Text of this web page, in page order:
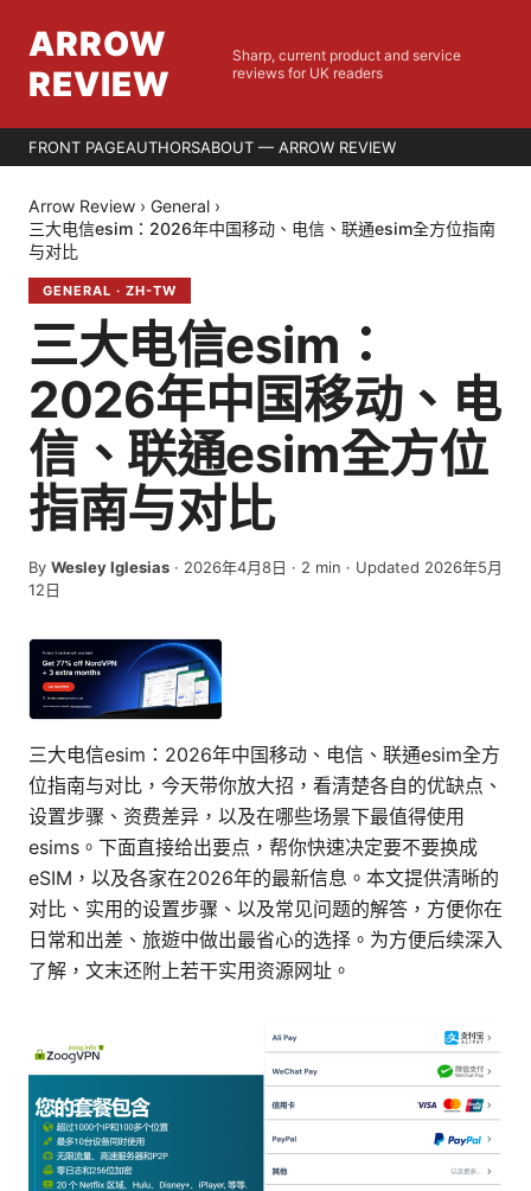
ARROW
REVIEW
Sharp, current product and service
reviews for UK readers
FRONT PAGEAUTHORSABOUT — ARROW REVIEW
Arrow Review › General ›
三大电信esim：2026年中国移动、电信、联通esim全方位指南
与对比
GENERAL · ZH-TW
三大电信esim：
2026年中国移动、电
信、联通esim全方位
指南与对比
By Wesley Iglesias · 2026年4月8日 · 2 min · Updated 2026年5月
12日
三大电信esim：2026年中国移动、电信、联通esim全方
位指南与对比，今天带你放大招，看清楚各自的优缺点、
设置步骤、资费差异，以及在哪些场景下最值得使用
esims。下面直接给出要点，帮你快速决定要不要换成
eSIM，以及各家在2026年的最新信息。本文提供清晰的
对比、实用的设置步骤、以及常见问题的解答，方便你在
日常和出差、旅遊中做出最省心的选择。为方便后续深入
了解，文末还附上若干实用资源网址。